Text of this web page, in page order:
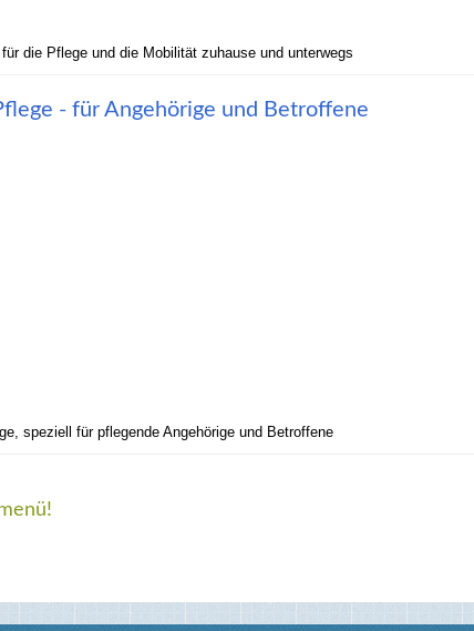
die Pflege und die Mobilität zuhause und unterwegs
- für Angehörige und Betroffene
speziell für pflegende Angehörige und Betroffene